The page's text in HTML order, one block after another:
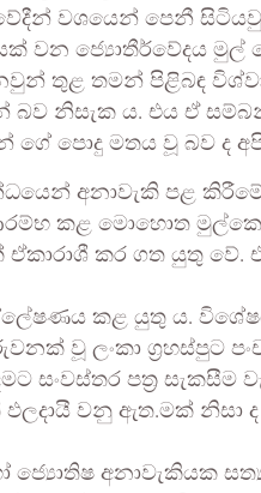
වශයෙන් පෙනී
වන ජ්‍යොතීර්වේදය
තුළ තමන් පිළිබඳ
බව නිසැක ය. එය ඒ
ගේ පොදු මතය වූ බව ද
අනාවැකි පළ
කළ මොහොත මුල්කොට
කර ගත යුතු වේ.
කළ යුතු ය.
වූ ලංකා ග්‍රහස්පුට
සංවස්තර පත්‍ර
වනු ඇත.මක් නිසා
අනාවැකියක